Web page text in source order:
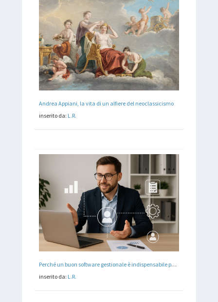
Andrea Appiani, la vita di un alfiere del neoclassicismo
inserito da: L.R.
Perché un buon software gestionale è indispensabile per la tua attività?
inserito da: L.R.